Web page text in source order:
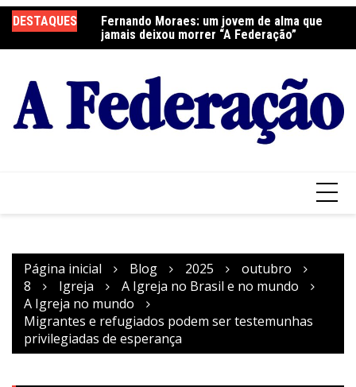
para
o
DESTAQUES
Fernando Moraes: um jovem de alma que
jamais deixou morrer “A Federação”
Curso Oração e Vida na Paróquia São José
Página inicial Blog 2025
outubro
8
Igreja
A Igreja no Brasil e no mundo
A Igreja no mundo
Migrantes e refugiados podem ser testemunhas
privilegiadas de esperança